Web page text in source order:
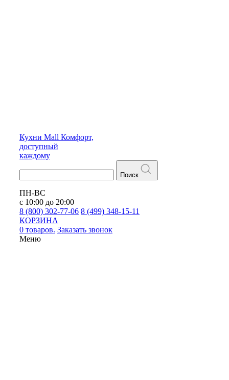
Кухни Mall Комфорт,
доступный
каждому
Поиск
ПН-ВС
с 10:00 до 20:00
8 (800) 302-77-06 8 (499) 348-15-11
КОРЗИНА
0 товаров. Заказать звонок
Меню